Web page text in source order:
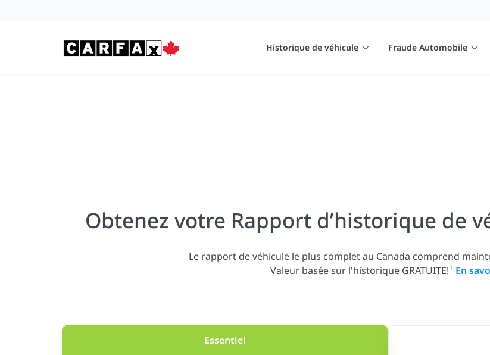
Historique de véhicule Fraude Automobile
Obtenez votre Rapport d’historique de
Le rapport de véhicule le plus complet au Canada comprend
Valeur basée sur l'historique GRATUITE!1 En
Essentiel